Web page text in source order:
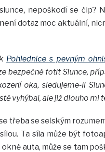
nepoškodí se čip?
dotaz moc aktuální,
Pohlednice s pevným
bezpečně fotit Slunce,
oka, sledujeme-li
vyhýbal, ale již dlouho mi
třeba se selským
Ta síla může být
okně auta, může se tam